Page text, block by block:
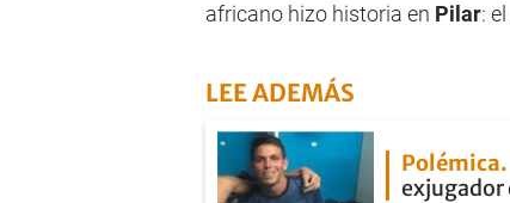
africano hizo historia en Pilar: el
LEE ADEMÁS
Polémica
exjugador